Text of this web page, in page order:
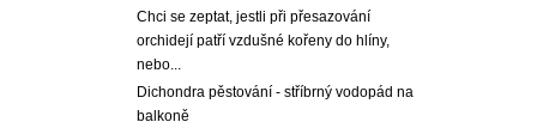
Chci se zeptat, jestli při přesazování
orchidejí patří vzdušné kořeny do hlíny,
nebo...
Dichondra pěstování - stříbrný vodopád na
balkoně